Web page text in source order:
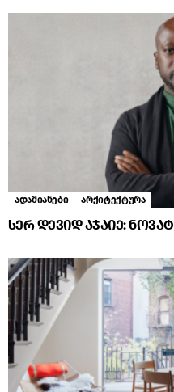
ადამიანები არქიტექტურა
სერ დევიდ აჯაიე: